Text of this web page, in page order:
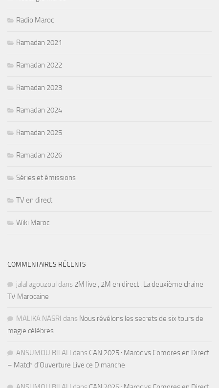
Radio Maroc
Ramadan 2021
Ramadan 2022
Ramadan 2023
Ramadan 2024
Ramadan 2025
Ramadan 2026
Séries et émissions
TV en direct
Wiki Maroc
COMMENTAIRES RÉCENTS
jalal agouzoul dans 2M live , 2M en direct : La deuxième chaine
TV Marocaine
MALIKA NASRI dans Nous révélons les secrets de six tours de
magie célèbres
ANSUMOU BILALI dans CAN 2025 : Maroc vs Comores en Direct
– Match d’Ouverture Live ce Dimanche